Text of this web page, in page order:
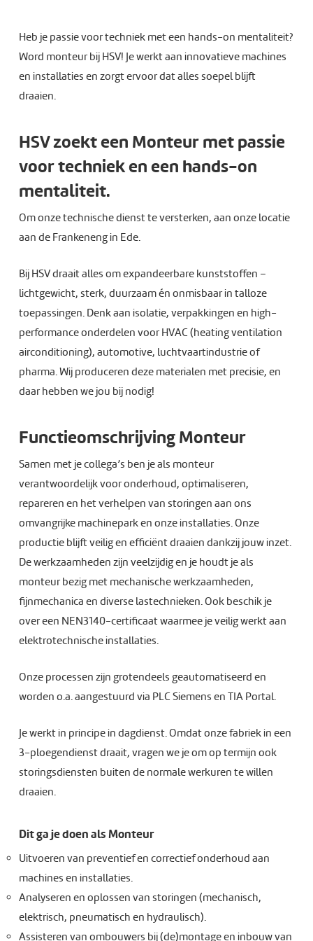
Heb je passie voor techniek met een hands-on mentaliteit?
Word monteur bij HSV! Je werkt aan innovatieve machines
en installaties en zorgt ervoor dat alles soepel blijft
draaien.
HSV zoekt een Monteur met passie
voor techniek en een hands-on
mentaliteit.
Om onze technische dienst te versterken, aan onze locatie
aan de Frankeneng in Ede.
Bij HSV draait alles om expandeerbare kunststoffen –
lichtgewicht, sterk, duurzaam én onmisbaar in talloze
toepassingen. Denk aan isolatie, verpakkingen en high-
performance onderdelen voor HVAC (heating ventilation
airconditioning), automotive, luchtvaartindustrie of
pharma. Wij produceren deze materialen met precisie, en
daar hebben we jou bij nodig!
Functieomschrijving Monteur
Samen met je collega’s ben je als monteur
verantwoordelijk voor onderhoud, optimaliseren,
repareren en het verhelpen van storingen aan ons
omvangrijke machinepark en onze installaties. Onze
productie blijft veilig en efficiënt draaien dankzij jouw inzet.
De werkzaamheden zijn veelzijdig en je houdt je als
monteur bezig met mechanische werkzaamheden,
fijnmechanica en diverse lastechnieken. Ook beschik je
over een NEN3140-certificaat waarmee je veilig werkt aan
elektrotechnische installaties.
Onze processen zijn grotendeels geautomatiseerd en
worden o.a. aangestuurd via PLC Siemens en TIA Portal.
Je werkt in principe in dagdienst. Omdat onze fabriek in een
3-ploegendienst draait, vragen we je om op termijn ook
storingsdiensten buiten de normale werkuren te willen
draaien.
Dit ga je doen als Monteur
Uitvoeren van preventief en correctief onderhoud aan
machines en installaties.
Analyseren en oplossen van storingen (mechanisch,
elektrisch, pneumatisch en hydraulisch).
Assisteren van ombouwers bij (de)montage en inbouw van